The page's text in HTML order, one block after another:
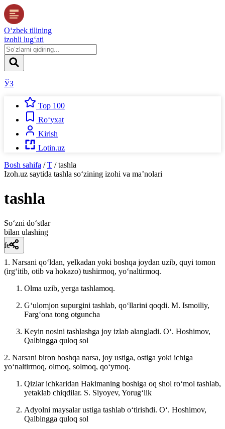
O‘zbek tilining
izohli lug‘ati
ЎЗ
Top 100
Ro‘yxat
Kirish
Lotin.uz
Bosh sahifa / T / tashla
Izoh.uz saytida tashla so‘zining izohi va ma’nolari
tashla
So‘zni do‘stlar
bilan ulashing
fe’l
1. Narsani qoʻldan, yelkadan yoki boshqa joydan uzib, quyi tomon
(irgʻitib, otib va hokazo) tushirmoq, yoʻnaltirmoq.
Olma uzib, yerga tashlamoq.
Gʻulomjon supurgini tashlab, qoʻllarini qoqdi. M. Ismoiliy,
Fargʻona tong otguncha
Keyin nosini tashlashga joy izlab alangladi. Oʻ. Hoshimov,
Qalbingga quloq sol
2. Narsani biron boshqa narsa, joy ustiga, ostiga yoki ichiga
yoʻnaltirmoq, olmoq, solmoq, qoʻymoq.
Qizlar ichkaridan Hakimaning boshiga oq shol roʻmol tashlab,
yetaklab chiqdilar. S. Siyoyev, Yorugʻlik
Adyolni maysalar ustiga tashlab oʻtirishdi. Oʻ. Hoshimov,
Qalbingga quloq sol